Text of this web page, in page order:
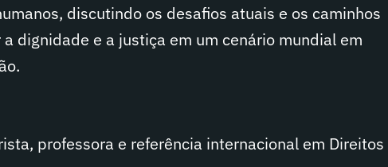
discutindo os desafios atuais e os caminhos
dignidade e a justiça em um cenário mundial em
professora e referência internacional em Direitos